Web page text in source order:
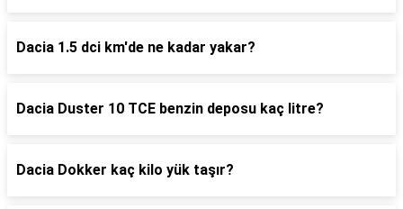
Dacia 1.5 dci km'de ne kadar yakar?
Dacia Duster 10 TCE benzin deposu kaç litre?
Dacia Dokker kaç kilo yük taşır?